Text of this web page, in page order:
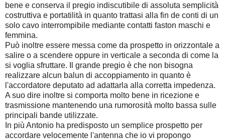
bene e conserva il pregio indiscutibile di assoluta semplicità
costruttiva e portatilità in quanto trattasi alla fin de conti di un
solo cavo interrompibile mediante contatti faston maschi e
femmina.
Può inoltre essere messa come da prospetto in orizzontale a
salire o a scendere oppure in verticale a seconda di come la
si voglia sfruttare. Il grande pregio è che non bisogna
realizzare alcun balun di accoppiamento in quanto è
l'accordatore deputato ad adattarla alla corretta impedenza.
A suo dire inoltre si comporta molto bene in ricezione e
trasmissione mantenendo una rumorosità molto bassa sulle
principali bande utilizzate.
In più Antonio ha predisposto un semplice prospetto per
accordare velocemente l'antenna che io vi propongo